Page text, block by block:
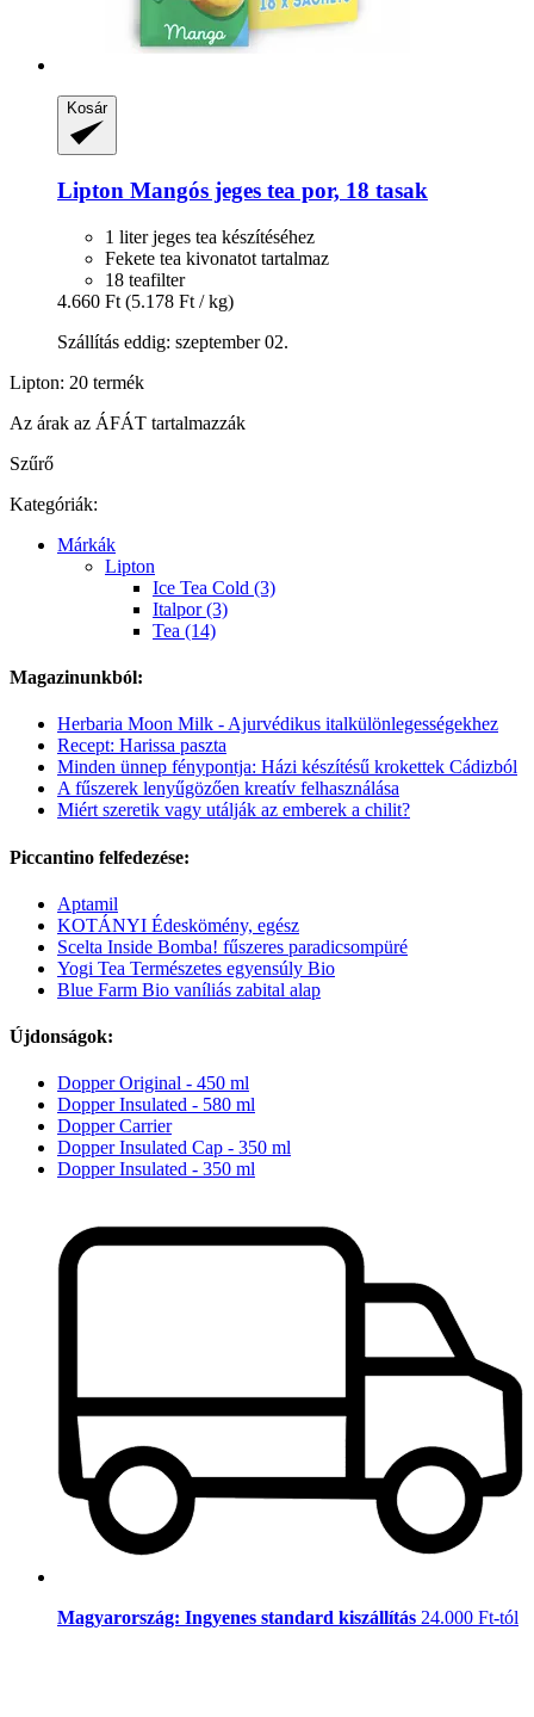
Kosár
Lipton Mangós jeges tea por, 18 tasak
1 liter jeges tea készítéséhez
Fekete tea kivonatot tartalmaz
18 teafilter
4.660 Ft (5.178 Ft / kg)
Szállítás eddig: szeptember 02.
Lipton: 20 termék
Az árak az ÁFÁT tartalmazzák
Szűrő
Kategóriák:
Márkák
Lipton
Ice Tea Cold (3)
Italpor (3)
Tea (14)
Magazinunkból:
Herbaria Moon Milk - Ajurvédikus italkülönlegességekhez
Recept: Harissa paszta
Minden ünnep fénypontja: Házi készítésű krokettek Cádizból
A fűszerek lenyűgözően kreatív felhasználása
Miért szeretik vagy utálják az emberek a chilit?
Piccantino felfedezése:
Aptamil
KOTÁNYI Édeskömény, egész
Scelta Inside Bomba! fűszeres paradicsompüré
Yogi Tea Természetes egyensúly Bio
Blue Farm Bio vaníliás zabital alap
Újdonságok:
Dopper Original - 450 ml
Dopper Insulated - 580 ml
Dopper Carrier
Dopper Insulated Cap - 350 ml
Dopper Insulated - 350 ml
Magyarország: Ingyenes standard kiszállítás 24.000 Ft-tól